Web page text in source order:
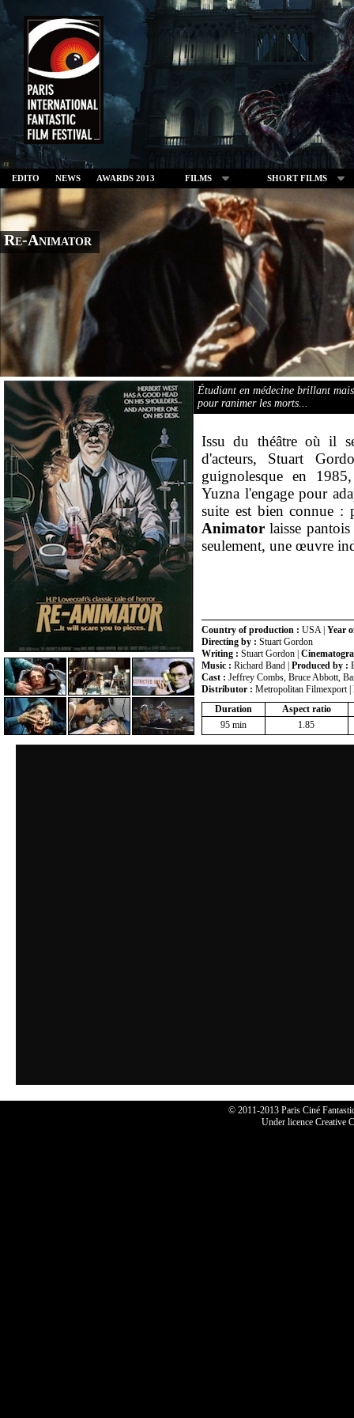
EDITO NEWS AWARDS 2013 FILMS SHORT FILMS
Re-Animator
Étudiant en médecine brillant
pour ranimer les morts...
Issu du théâtre où il
d'acteurs, Stuart
guignolesque en
Yuzna l'engage pour
suite est bien connue :
Animator laisse
seulement, une œuvre
Country of production : USA | Year
Directing by : Stuart Gordon
Writing : Stuart Gordon |
Music : Richard Band | Produced by :
Cast : Jeffrey Combs, Bruce Abbott,
Distributor : Metropolitan Filmexport |
Duration
Aspect ratio
95 min
1.85
© 2011-2013 Paris Ciné
Under licence Creative